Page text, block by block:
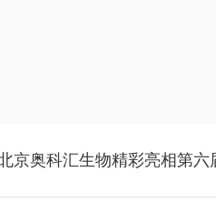
京奥科汇生物精彩亮相第六